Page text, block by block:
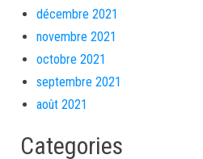
décembre 2021
novembre 2021
octobre 2021
septembre 2021
août 2021
Categories